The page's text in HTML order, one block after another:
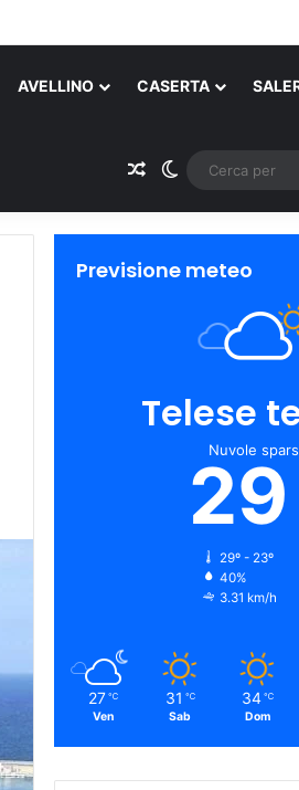
AVELLINO CASERTA
Un articolo a caso
Cambia aspetto
Previsione meteo
Telese
Nuvole
29
29º - 23º
40%
3.31 km/h
27 ℃
Ven
31 ℃
Sab
34 ℃
Dom